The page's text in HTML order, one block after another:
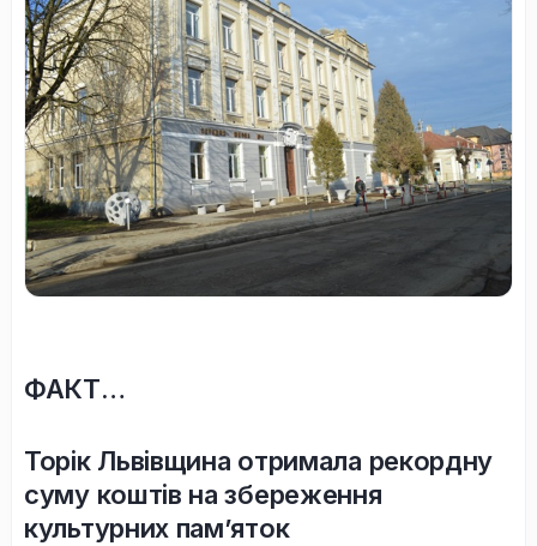
ФАКТ…
Торік Львівщина отримала рекордну
суму коштів на збереження
культурних пам’яток